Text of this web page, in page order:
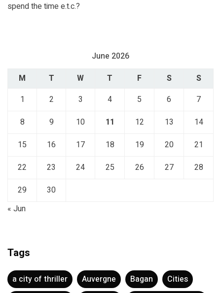
spend the time e.t.c.?
June 2026
M
T W T F S
S
1
2 3 4 5 6
7
8
9 10 11 12 13
14
15
16 17 18 19 20
21
22
23 24 25 26 27
28
29
30
« Jun
Tags
a city of thriller Auvergne Bagan
Cities